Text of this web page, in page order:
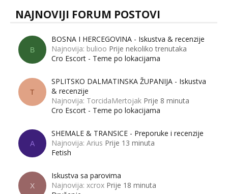
NAJNOVIJI FORUM POSTOVI
B
BOSNA I HERCEGOVINA - Iskustva & recenzije
Najnovija: bulioo Prije nekoliko trenutaka
Cro Escort - Teme po lokacijama
T
SPLITSKO DALMATINSKA ŽUPANIJA - Iskustva
& recenzije
Najnovija: TorcidaMertojak Prije 8 minuta
Cro Escort - Teme po lokacijama
A
SHEMALE & TRANSICE - Preporuke i recenzije
Najnovija: Arius Prije 13 minuta
Fetish
X
Iskustva sa parovima
Najnovija: xcrox Prije 18 minuta